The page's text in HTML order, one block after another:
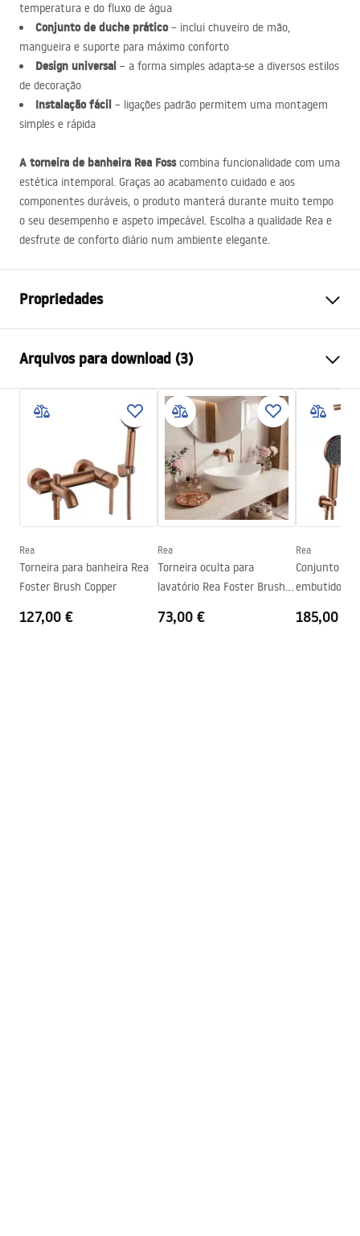
temperatura e do fluxo de água
Conjunto de duche prático– inclui chuveiro de mão,
mangueira e suporte para máximo conforto
Design universal – a forma simples adapta-se a diversos estilos
de decoração
Instalação fácil – ligações padrão permitem uma montagem
simples e rápida
A torneira de banheira Rea Fosscombina funcionalidade com uma
estética intemporal. Graças ao acabamento cuidado e aos
componentes duráveis, o produto manterá durante muito tempo
o seu desempenho e aspeto impecável. Escolha a qualidade Rea e
desfrute de conforto diário num ambiente elegante.
Propriedades
Método de instalação
De parede
Cor
Ouro escovado
Tipo de bica
Fixa
Latão, ABS
Intervalo da goteira
125mm
Altura
100mm
Technologia powłoki
PVD
Diâmetro da conexão
Distância entre ligações
150mm
Arquivos para download (3)
Instruções de montagem
Warunki bezpieczeństwa
WARUNKI BEZPIECZENSTWA BATERIE.pdf
Condições de garantia
Warranty_Terms_and_Conditions_Faucets_-_5.pdf
Rea
Torneira para banheira Rea
Foster Brush Copper
127,00 €
Rea
Torneira oculta para
lavatório Rea Foster Brush
73,00 €
Rea
Conjunto de
embutido
185,00 €